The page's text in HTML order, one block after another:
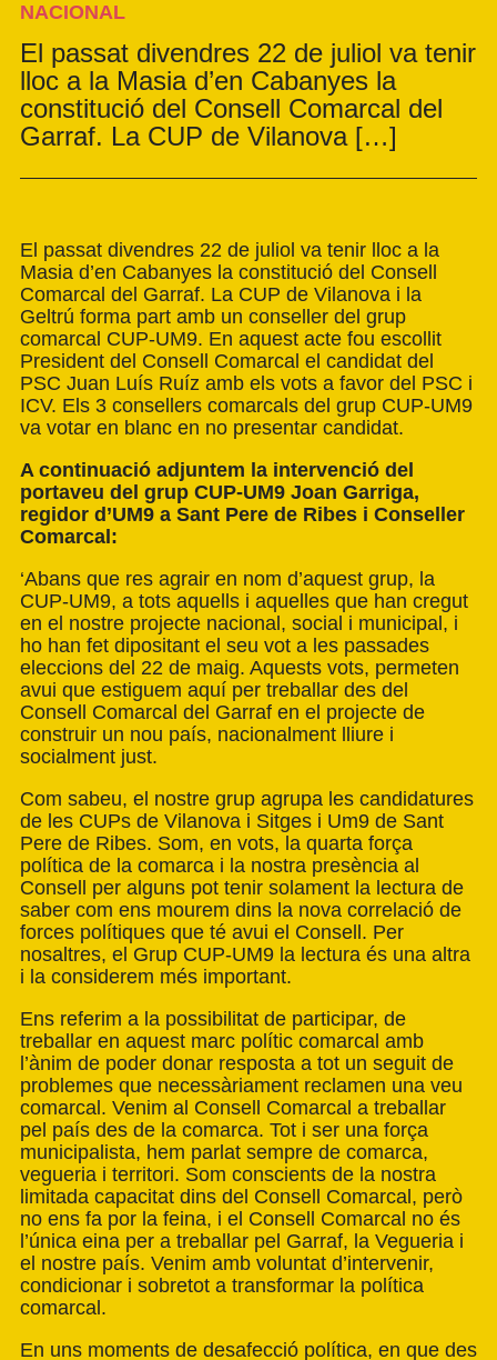
NACIONAL
El passat divendres 22 de juliol va tenir
lloc a la Masia d’en Cabanyes la
constitució del Consell Comarcal del
Garraf. La CUP de Vilanova […]
El passat divendres 22 de juliol va tenir lloc a la
Masia d’en Cabanyes la constitució del Consell
Comarcal del Garraf. La CUP de Vilanova i la
Geltrú forma part amb un conseller del grup
comarcal CUP-UM9. En aquest acte fou escollit
President del Consell Comarcal el candidat del
PSC Juan Luís Ruíz amb els vots a favor del PSC i
ICV. Els 3 consellers comarcals del grup CUP-UM9
va votar en blanc en no presentar candidat.
A continuació adjuntem la intervenció del
portaveu del grup CUP-UM9 Joan Garriga,
regidor d’UM9 a Sant Pere de Ribes i Conseller
Comarcal:
‘Abans que res agrair en nom d’aquest grup, la
CUP-UM9, a tots aquells i aquelles que han cregut
en el nostre projecte nacional, social i municipal, i
ho han fet dipositant el seu vot a les passades
eleccions del 22 de maig. Aquests vots, permeten
avui que estiguem aquí per treballar des del
Consell Comarcal del Garraf en el projecte de
construir un nou país, nacionalment lliure i
socialment just.
Com sabeu, el nostre grup agrupa les candidatures
de les CUPs de Vilanova i Sitges i Um9 de Sant
Pere de Ribes. Som, en vots, la quarta força
política de la comarca i la nostra presència al
Consell per alguns pot tenir solament la lectura de
saber com ens mourem dins la nova correlació de
forces polítiques que té avui el Consell. Per
nosaltres, el Grup CUP-UM9 la lectura és una altra
i la considerem més important.
Ens referim a la possibilitat de participar, de
treballar en aquest marc polític comarcal amb
l’ànim de poder donar resposta a tot un seguit de
problemes que necessàriament reclamen una veu
comarcal. Venim al Consell Comarcal a treballar
pel país des de la comarca. Tot i ser una força
municipalista, hem parlat sempre de comarca,
vegueria i territori. Som conscients de la nostra
limitada capacitat dins del Consell Comarcal, però
no ens fa por la feina, i el Consell Comarcal no és
l’única eina per a treballar pel Garraf, la Vegueria i
el nostre país. Venim amb voluntat d’intervenir,
condicionar i sobretot a transformar la política
comarcal.
En uns moments de desafecció política, en que des